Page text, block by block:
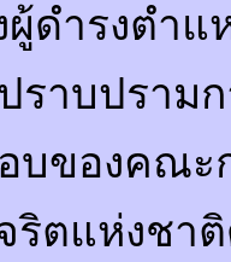
ผู้ดำรงตำ
ราบปราม
บของคณะ
ริตแห่งชา